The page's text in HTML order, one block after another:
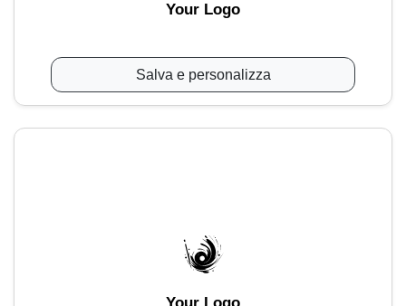
Your Logo
Salva e personalizza